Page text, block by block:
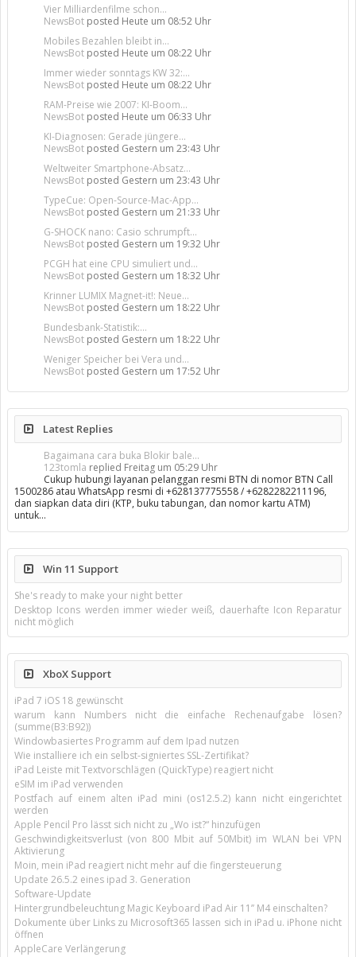
Vier Milliardenfilme schon...
NewsBot posted Heute um 08:52 Uhr
Mobiles Bezahlen bleibt in...
NewsBot posted Heute um 08:22 Uhr
Immer wieder sonntags KW 32:...
NewsBot posted Heute um 08:22 Uhr
RAM-Preise wie 2007: KI-Boom...
NewsBot posted Heute um 06:33 Uhr
KI-Diagnosen: Gerade jüngere...
NewsBot posted Gestern um 23:43 Uhr
Weltweiter Smartphone-Absatz...
NewsBot posted Gestern um 23:43 Uhr
TypeCue: Open-Source-Mac-App...
NewsBot posted Gestern um 21:33 Uhr
G-SHOCK nano: Casio schrumpft...
NewsBot posted Gestern um 19:32 Uhr
PCGH hat eine CPU simuliert und...
NewsBot posted Gestern um 18:32 Uhr
Krinner LUMIX Magnet-it!: Neue...
NewsBot posted Gestern um 18:22 Uhr
Bundesbank-Statistik:...
NewsBot posted Gestern um 18:22 Uhr
Weniger Speicher bei Vera und...
NewsBot posted Gestern um 17:52 Uhr
Latest Replies
Bagaimana cara buka Blokir bale...
123tomla replied Freitag um 05:29 Uhr
Cukup hubungi layanan pelanggan resmi BTN di nomor BTN Call
1500286 atau WhatsApp resmi di +628137775558 / +6282282211196,
dan siapkan data diri (KTP, buku tabungan, dan nomor kartu ATM)
untuk…
Win 11 Support
She's ready to make your night better
Desktop Icons werden immer wieder weiß, dauerhafte Icon Reparatur
nicht möglich
XboX Support
iPad 7 iOS 18 gewünscht
warum kann Numbers nicht die einfache Rechenaufgabe lösen?
(summe(B3:B92))
Windowbasiertes Programm auf dem Ipad nutzen
Wie installiere ich ein selbst-signiertes SSL-Zertifikat?
iPad Leiste mit Textvorschlägen (QuickType) reagiert nicht
eSIM im iPad verwenden
Postfach auf einem alten iPad mini (os12.5.2) kann nicht eingerichtet
werden
Apple Pencil Pro lässt sich nicht zu „Wo ist?“ hinzufügen
Geschwindigkeitsverlust (von 800 Mbit auf 50Mbit) im WLAN bei VPN
Aktivierung
Moin, mein iPad reagiert nicht mehr auf die fingersteuerung
Update 26.5.2 eines ipad 3. Generation
Software-Update
Hintergrundbeleuchtung Magic Keyboard iPad Air 11’’ M4 einschalten?
Dokumente über Links zu Microsoft365 lassen sich in iPad u. iPhone nicht
öffnen
AppleCare Verlängerung